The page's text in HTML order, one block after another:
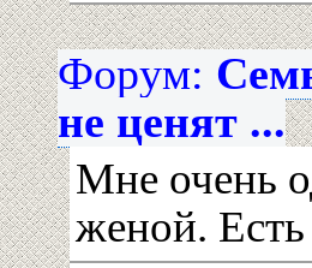
Форум:
не ценят ...
Мне очень
женой.